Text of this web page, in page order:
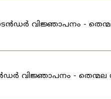
വിജ്ഞാപനം -
വിജ്ഞാപനം - തെന്മല